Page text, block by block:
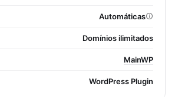
Automáticas
Domínios ilimitados
MainWP
WordPress Plugin